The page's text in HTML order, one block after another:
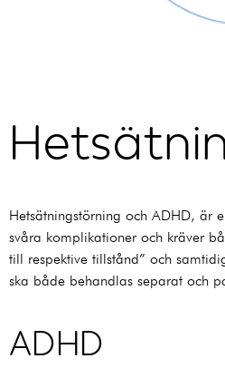
Hetsätningstörning och ADHD, är
svåra komplikationer och kräver
till respektive tillstånd” och
ska både behandlas separat och
ADHD